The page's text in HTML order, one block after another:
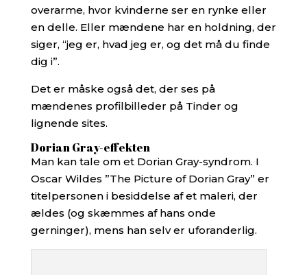
overarme, hvor kvinderne ser en rynke eller
en delle. Eller mændene har en holdning, der
siger, “jeg er, hvad jeg er, og det må du finde
dig i”.
Det er måske også det, der ses på
mændenes profilbilleder på Tinder og
lignende sites.
Dorian Gray-effekten
Man kan tale om et Dorian Gray-syndrom. I
Oscar Wildes ”The Picture of Dorian Gray” er
titelpersonen i besiddelse af et maleri, der
ældes (og skæmmes af hans onde
gerninger), mens han selv er uforanderlig.